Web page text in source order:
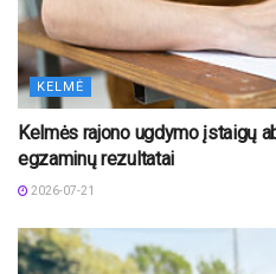
KELMĖ
Kelmės rajono ugdymo įstaigų
egzaminų rezultatai
2026-07-21